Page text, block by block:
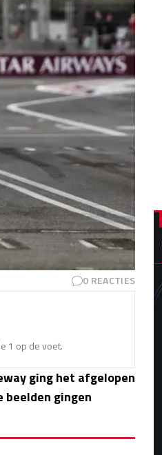
0 REACTIES
1 op de voet.
ging het afgelopen
gingen